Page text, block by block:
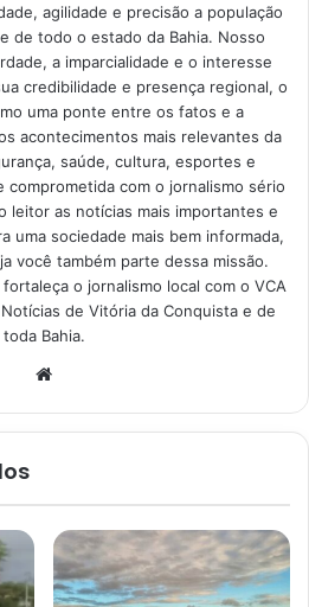
agilidade e precisão a população
de todo o estado da Bahia. Nosso
a imparcialidade e o interesse
credibilidade e presença regional, o
uma ponte entre os fatos e a
acontecimentos mais relevantes da
saúde, cultura, esportes e
comprometida com o jornalismo sério
leitor as notícias mais importantes e
uma sociedade mais bem informada,
você também parte dessa missão.
o jornalismo local com o VCA
de Vitória da Conquista e de
toda Bahia.